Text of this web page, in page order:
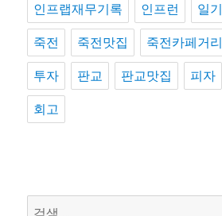
인프랩재무기록 인프런 일기
죽전 죽전맛집 죽전카페거리
투자 판교 판교맛집 피자
회고
검